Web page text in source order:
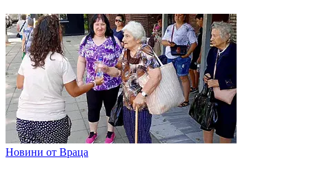
Новини от Враца